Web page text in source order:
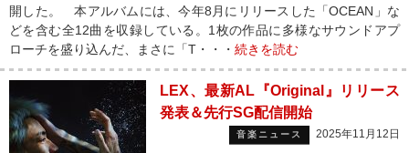
開した。 本アルバムには、今年8月にリリースした「OCEAN」な
どを含む全12曲を収録している。1枚の作品に多様なサウンドアプ
ローチを盛り込んだ、まさに「T・・・ 続きを読む
LEX、最新AL『Original』リリース
発表＆先行SG配信開始
音楽ニュース 2025年11月12日